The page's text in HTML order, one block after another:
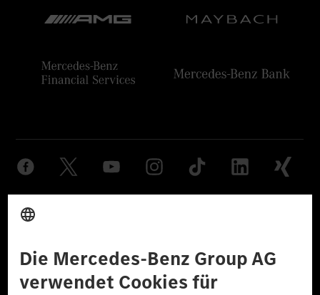
© 2026 Mercedes-Benz Group AG. Alle Rechte vorbehalten.